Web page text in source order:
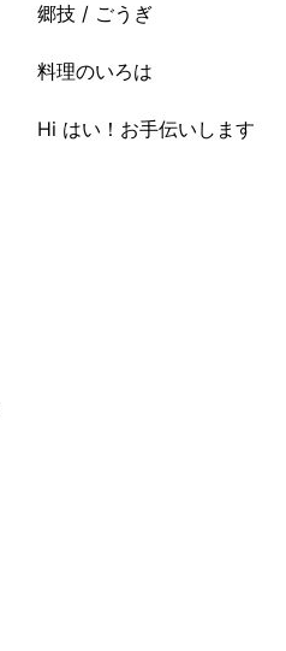
郷技 / ごうぎ
料理のいろは
Hi はい！お手伝いします